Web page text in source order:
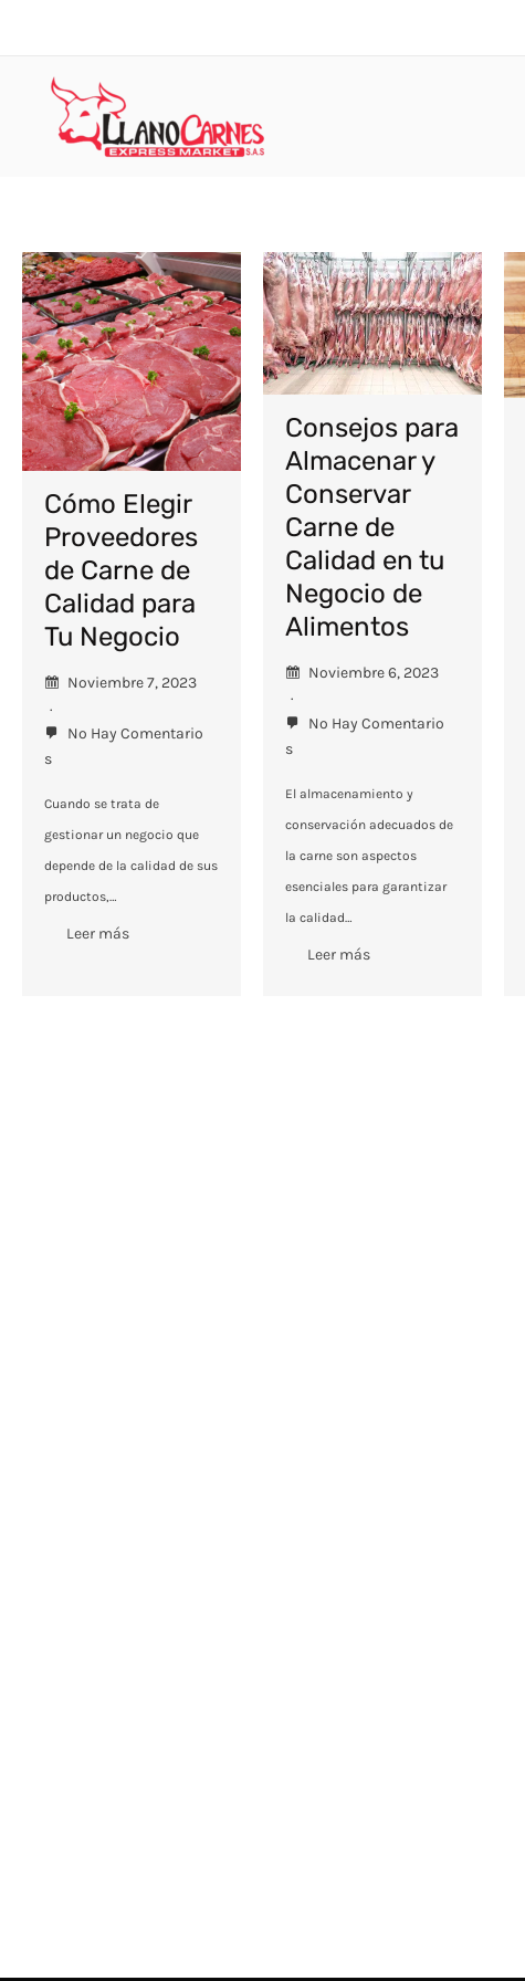
contenido
Cómo Elegir
Proveedores
de Carne de
Calidad para
Tu Negocio
Noviembre 7, 2023
No Hay Comentario
S
Cuando se trata de
gestionar un negocio que
depende de la calidad de sus
productos,…
Leer más
Consejos para
Almacenar y
Conservar
Carne de
Calidad en tu
Negocio de
Alimentos
Noviembre 6, 2023
No Hay Comentario
S
El almacenamiento y
conservación adecuados de
la carne son aspectos
esenciales para garantizar
la calidad…
Leer más